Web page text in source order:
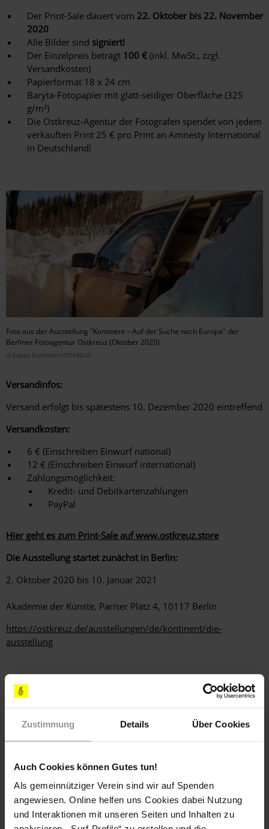
Zustimmung Details Über Cookies
Auch Cookies können Gutes tun!
Als gemeinnütziger Verein sind wir auf Spenden
angewiesen. Online helfen uns Cookies dabei Nutzung
und Interaktionen mit unseren Seiten und Inhalten zu
Der Print-Sale dauert vom 22. Oktober bis 22. November
2020
Alle Bilder sind signiert!
Der Einzelpreis beträgt 100 € (inkl. MwSt., zzgl.
Versandkosten)
Papierformat 18 x 24 cm
Baryta-Fotopapier mit glatt-seidiger Oberfläche (325
g/m²)
Die Ostkreuz-Agentur der Fotografen spendet von jedem
verkauften Print 25 € pro Print an Amnesty International
in Deutschland!
Foto aus der Ausstellung "Kontinent – Auf der Suche nach Europa" der
Berliner Fotoagentur Ostkreuz (Oktober 2020)
© Espen Eichhöfer/OSTKREUZ
Versandinfos:
Versand erfolgt bis spätestens 10. Dezember 2020 eintreffend
Versandkosten:
6 € (Einschreiben Einwurf national)
12 € (Einschreiben Einwurf international)
Zahlungsmöglichkeit:
Kredit- und Debitkartenzahlungen
PayPal
Hier geht es zum Print-Sale aufwww.ostkreuz.store
Die Ausstellung startet zunächst in Berlin:
2. Oktober 2020 bis 10. Januar 2021
Akademie der Künste, Pariser Platz 4, 10117 Berlin
https://ostkreuz.de/ausstellungen/de/kontinent/die-
ausstellung
Schlagworte
Deutschland Künstler*innen Migration
Teile diesen Beitrag